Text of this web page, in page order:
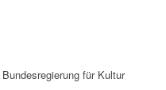
für Kultur